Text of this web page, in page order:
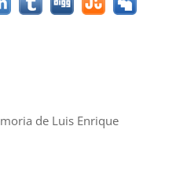
de Luis Enrique